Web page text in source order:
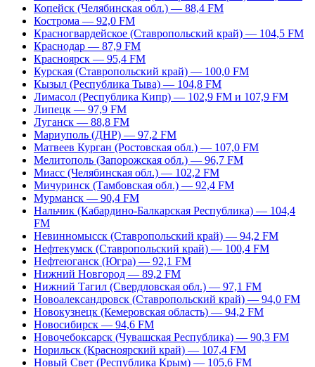
Копейск (Челябинская обл.) — 88,4 FM
Кострома — 92,0 FM
Красногвардейское (Ставропольский край) — 104,5 FM
Краснодар — 87,9 FM
Красноярск — 95,4 FM
Курская (Ставропольский край) — 100,0 FM
Кызыл (Республика Тыва) — 104,8 FM
Лимасол (Республика Кипр) — 102,9 FM и 107,9 FM
Липецк — 97,9 FM
Луганск — 88,8 FM
Мариуполь (ДНР) — 97,2 FM
Матвеев Курган (Ростовская обл.) — 107,0 FM
Мелитополь (Запорожская обл.) — 96,7 FM
Миасс (Челябинская обл.) — 102,2 FM
Мичуринск (Тамбовская обл.) — 92,4 FM
Мурманск — 90,4 FM
Нальчик (Кабардино-Балкарская Республика) — 104,4
FM
Невинномысск (Ставропольский край) — 94,2 FM
Нефтекумск (Ставропольский край) — 100,4 FM
Нефтеюганск (Югра) — 92,1 FM
Нижний Новгород — 89,2 FM
Нижний Тагил (Свердловская обл.) — 97,1 FM
Новоалександровск (Ставропольский край) — 94,0 FM
Новокузнецк (Кемеровская область) — 94,2 FM
Новосибирск — 94,6 FM
Новочебоксарск (Чувашская Республика) — 90,3 FM
Норильск (Красноярский край) — 107,4 FM
Новый Свет (Республика Крым) — 105,6 FM